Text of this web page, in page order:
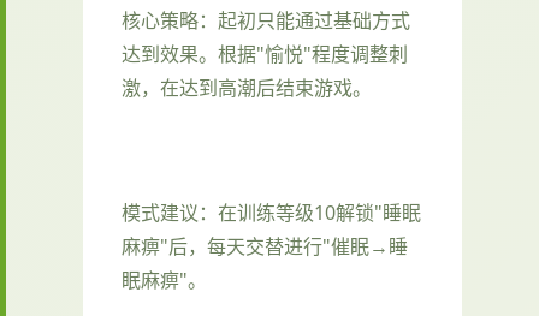
核心策略：起初只能通过基础方式
达到效果。根据"愉悦"程度调整刺
激，在达到高潮后结束游戏。
模式建议：在训练等级10解锁"睡眠
麻痹"后，每天交替进行"催眠→睡
眠麻痹"。